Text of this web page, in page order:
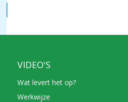
VIDEO'S
Wat levert het op?
Werkwijze